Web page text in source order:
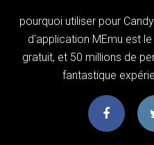
pourquoi utiliser pour
d'application MEmu est
gratuit, et 50 millions de
fantastique